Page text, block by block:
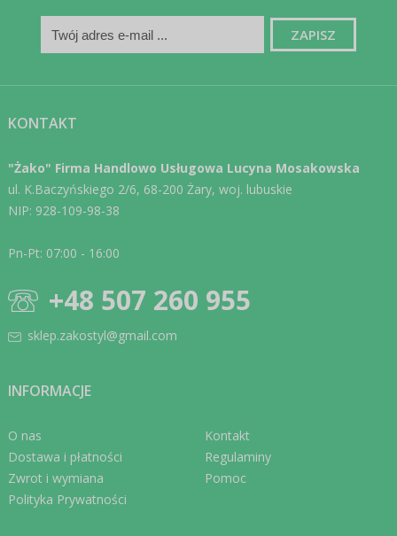
KONTAKT
"Żako" Firma Handlowo Usługowa Lucyna Mosakowska
ul. K.Baczyńskiego 2/6, 68-200 Żary, woj. lubuskie
NIP: 928-109-98-38
Pn-Pt: 07:00 - 16:00
+48 507 260 955
sklep.zakostyl@gmail.com
INFORMACJE
O nas
Dostawa i płatności
Zwrot i wymiana
Polityka Prywatności
Kontakt
Regulaminy
Pomoc